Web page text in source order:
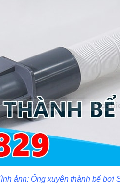
ảnh: Ống xuyên thành bể bơi